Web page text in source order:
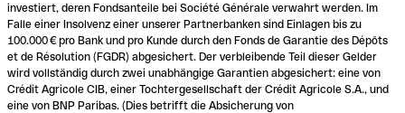
investiert, deren Fondsanteile bei Société Générale verwahrt werden. Im
Falle einer Insolvenz einer unserer Partnerbanken sind Einlagen bis zu
100.000 € pro Bank und pro Kunde durch den Fonds de Garantie des Dépôts
et de Résolution (FGDR) abgesichert. Der verbleibende Teil dieser Gelder
wird vollständig durch zwei unabhängige Garantien abgesichert: eine von
Crédit Agricole CIB, einer Tochtergesellschaft der Crédit Agricole S.A., und
eine von BNP Paribas. (Dies betrifft die Absicherung von